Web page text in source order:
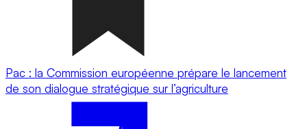
Pac : la Commission européenne prépare le lancement
de son dialogue stratégique sur l’agriculture